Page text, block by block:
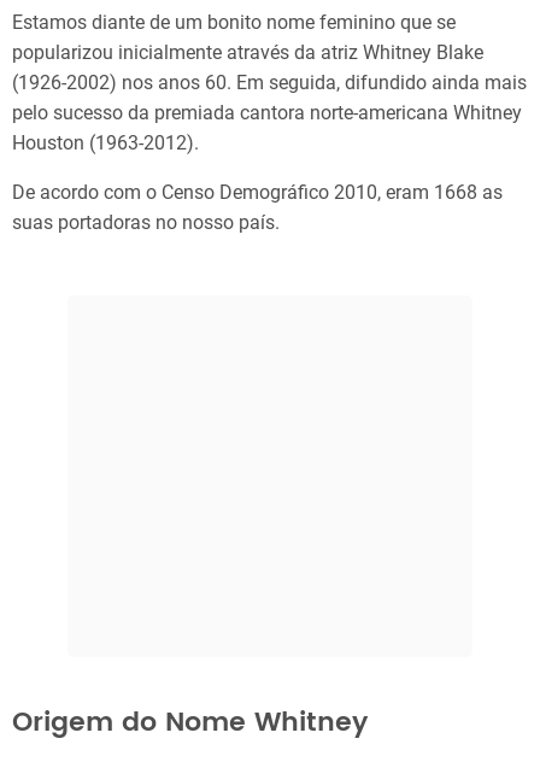
Estamos diante de um bonito nome feminino que se
popularizou inicialmente através da atriz Whitney Blake
(1926-2002) nos anos 60. Em seguida, difundido ainda mais
pelo sucesso da premiada cantora norte-americana Whitney
Houston (1963-2012).
De acordo com o Censo Demográfico 2010, eram 1668 as
suas portadoras no nosso país.
Origem do Nome Whitney